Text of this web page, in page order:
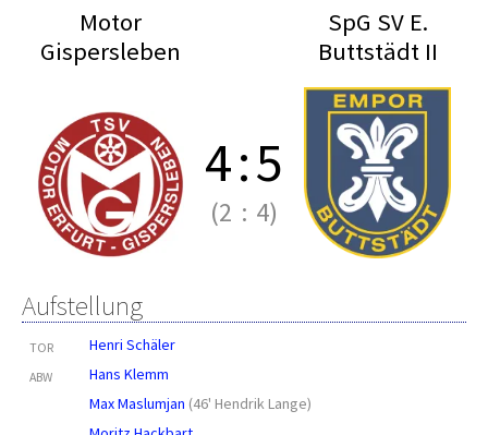
Motor
Gispersleben
SpG SV E.
Buttstädt II
4:5
(2 : 4)
Aufstellung
TOR Henri Schäler
ABW
Hans Klemm
Max Maslumjan (46' Hendrik Lange)